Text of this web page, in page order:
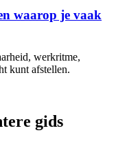
waarop je vaak
werkritme,
kunt afstellen.
gids